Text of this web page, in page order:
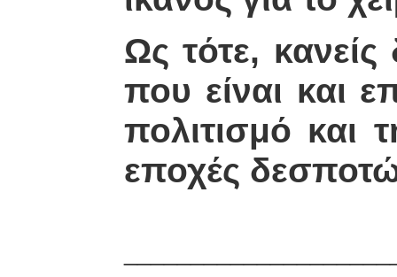
Ως τότε,
που είναι και
πολιτισμό και
εποχές